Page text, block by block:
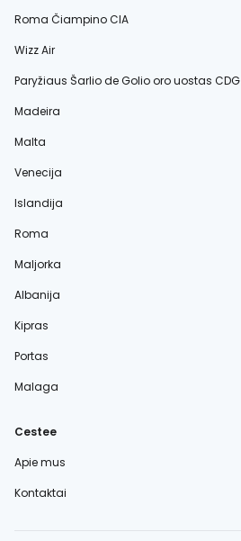
Roma Čiampino CIA
Wizz Air
Paryžiaus Šarlio de Golio oro uostas CDG
Madeira
Malta
Venecija
Islandija
Roma
Maljorka
Albanija
Kipras
Portas
Malaga
Cestee
Apie mus
Kontaktai